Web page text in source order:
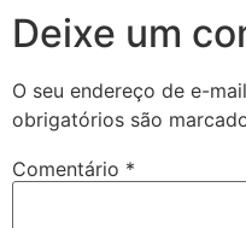
Deixe um
O seu endereço de e-
obrigatórios são
Comentário *